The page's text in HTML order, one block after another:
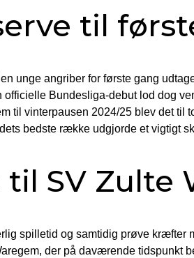
til
unge angriber for første gang
officielle Bundesliga-debut lod dog
til vinterpausen 2024/25 blev det
bedste række udgjorde et vigtigt
SV Zulte
spilletid og samtidig prøve kræfter
der på daværende tidspunkt